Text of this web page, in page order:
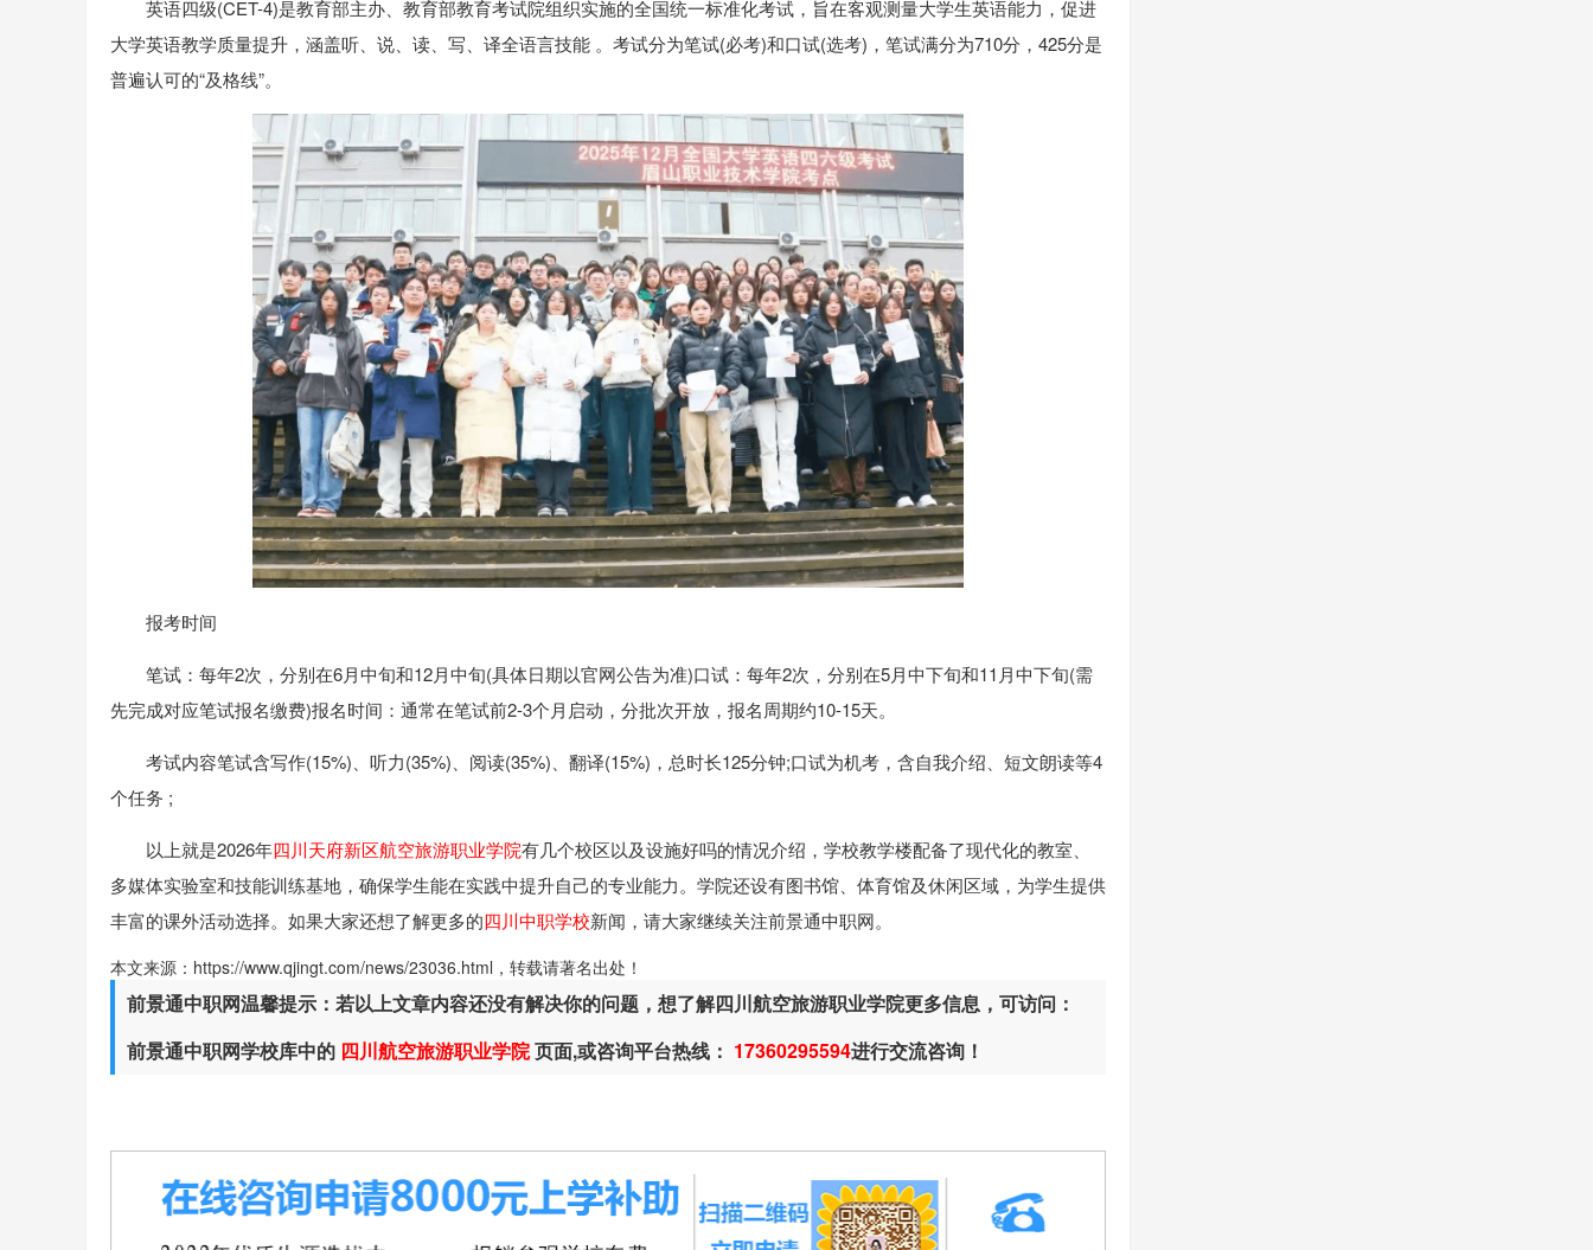
英语四级(CET-4)是教育部主办、教育部教育考试院组织实施的全国统一标准化考试，旨在客观测量大学生英语能力，促进
大学英语教学质量提升，涵盖听、说、读、写、译全语言技能 。考试分为笔试(必考)和口试(选考)，笔试满分为710分，425分是
普遍认可的“及格线”。
报考时间
笔试：每年2次，分别在6月中旬和12月中旬(具体日期以官网公告为准)口试：每年2次，分别在5月中下旬和11月中下旬(需
先完成对应笔试报名缴费)报名时间：通常在笔试前2-3个月启动，分批次开放，报名周期约10-15天。
考试内容笔试含写作(15%)、听力(35%)、阅读(35%)、翻译(15%)，总时长125分钟;口试为机考，含自我介绍、短文朗读等4
个任务 ;
以上就是2026年四川天府新区航空旅游职业学院有几个校区以及设施好吗的情况介绍，学校教学楼配备了现代化的教室、
多媒体实验室和技能训练基地，确保学生能在实践中提升自己的专业能力。学院还设有图书馆、体育馆及休闲区域，为学生提供
丰富的课外活动选择。如果大家还想了解更多的四川中职学校新闻，请大家继续关注前景通中职网。
本文来源：https://www.qjingt.com/news/23036.html，转载请著名出处！
前景通中职网温馨提示：若以上文章内容还没有解决你的问题，想了解四川航空旅游职业学院更多信息，可访问：
前景通中职网学校库中的 四川航空旅游职业学院页面,或咨询平台热线： 17360295594进行交流咨询！